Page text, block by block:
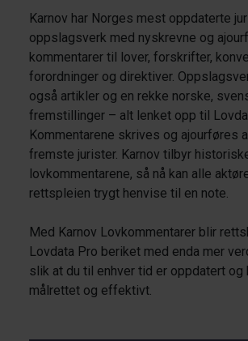
Karnov har Norges mest oppdaterte
oppslagsverk med nyskrevne og
kommentarer til lover, forskrifter,
forordninger og direktiver.
også artikler og en rekke norske,
fremstillinger – alt lenket opp til
Kommentarene skrives og ajourføres
fremste jurister. Karnov tilbyr
lovkommentarene, så nå kan alle
rettspleien trygt henvise til en note.
Med Karnov Lovkommentarer blir
Lovdata Pro beriket med enda mer
slik at du til enhver tid er oppdatert og
målrettet og effektivt.